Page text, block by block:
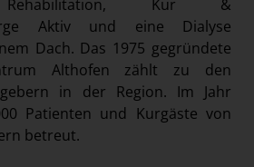
Rehabilitation, Kur &
Aktiv und eine Dialyse
Dach. Das 1975 gegründete
Althofen zählt zu den
in der Region. Im Jahr
Patienten und Kurgäste von
betreut.